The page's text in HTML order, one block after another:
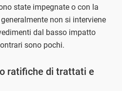
state impegnate o con la
non si interviene
dal basso impatto
sono pochi.
ratifiche di trattati e